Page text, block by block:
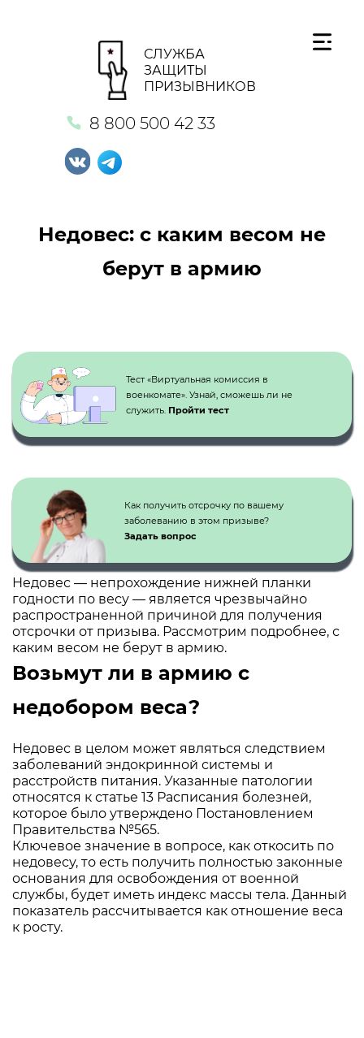
СЛУЖБА
ЗАЩИТЫ
ПРИЗЫВНИКОВ
8 800 500 42 33
Недовес: с каким весом не
берут в армию
Тест «Виртуальная комиссия в
военкомате». Узнай, сможешь ли не
служить. Пройти тест
Как получить отсрочку по вашему
заболеванию в этом призыве?
Задать вопрос
Недовес — непрохождение нижней планки
годности по весу — является чрезвычайно
распространенной причиной для получения
отсрочки от призыва. Рассмотрим подробнее, с
каким весом не берут в армию.
Возьмут ли в армию с
недобором веса?
Недовес в целом может являться следствием
заболеваний эндокринной системы и
расстройств питания. Указанные патологии
относятся к статье 13 Расписания болезней,
которое было утверждено Постановлением
Правительства №565.
Ключевое значение в вопросе, как откосить по
недовесу, то есть получить полностью законные
основания для освобождения от военной
службы, будет иметь индекс массы тела. Данный
показатель рассчитывается как отношение веса
к росту.